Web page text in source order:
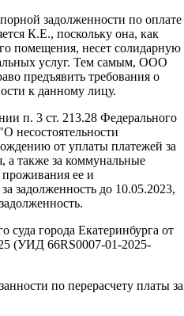
задолженности по оплате
К.Е., поскольку она, как
помещения, несет солидарную
услуг. Тем самым, ООО
предъявить требования о
к данному лицу.
п. 3 ст. 213.28 Федерального
несостоятельности
от уплаты платежей за
а также за коммунальные
проживания ее и
задолженность до 10.05.2023,
суда города Екатеринбурга от
(УИД 66RS0007-01-2025-
по перерасчету платы за